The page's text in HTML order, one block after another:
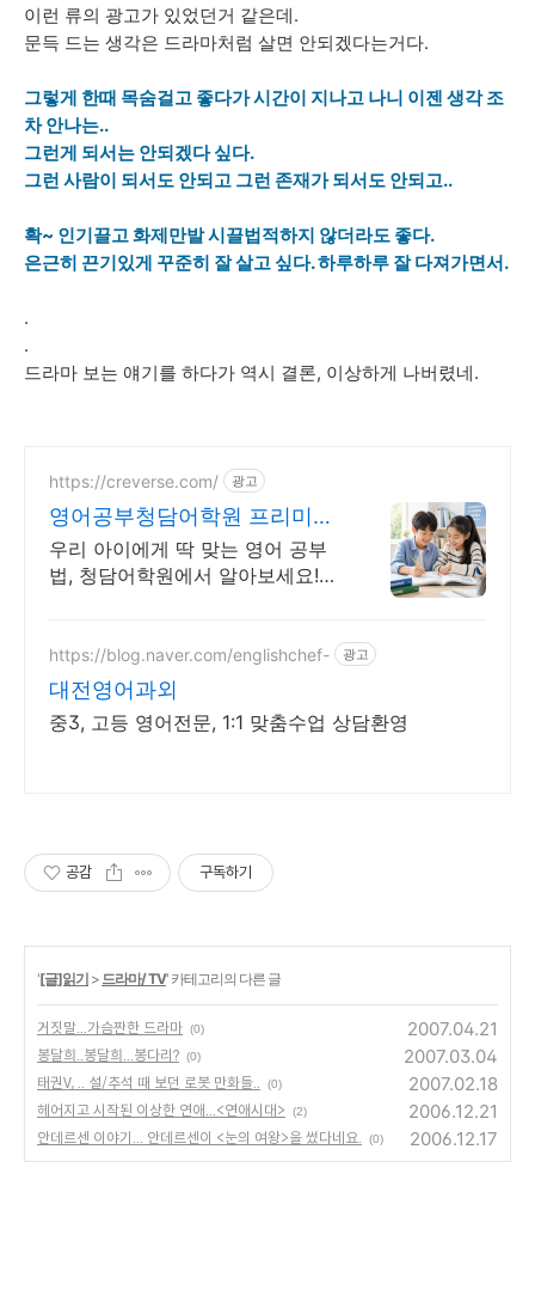
이런 류의 광고가 있었던거 같은데.
문득 드는 생각은 드라마처럼 살면 안되겠다는거다.
그렇게 한때 목숨걸고 좋다가 시간이 지나고 나니 이젠 생각 조
차 안나는..
그런게 되서는 안되겠다 싶다.
그런 사람이 되서도 안되고 그런 존재가 되서도 안되고..
확~ 인기끌고 화제만발 시끌법적하지 않더라도 좋다.
은근히 끈기있게 꾸준히 잘 살고 싶다. 하루하루 잘 다져가면서.
.
.
드라마 보는 얘기를 하다가 역시 결론, 이상하게 나버렸네.
https://creverse.com/ 광고
영어공부청담어학원 프리미엄
브랜드지수 18년1위
우리 아이에게 딱 맞는 영어 공부
법, 청담어학원에서 알아보세요!
https://blog.naver.com/englishchef- 광고
대전영어과외
중3, 고등 영어전문, 1:1 맞춤수업 상담환영
공감 구독하기
'[글]읽기 > 드라마/ TV' 카테고리의 다른 글
거짓말...가슴짠한 드라마 (0) 2007.04.21
봉달희..봉달희...봉다리? (0) 2007.03.04
태권V, .. 설/추석 때 보던 로봇 만화들.. (0) 2007.02.18
헤어지고 시작된 이상한 연애...<연애시대> (2) 2006.12.21
안데르센 이야기... 안데르센이 <눈의 여왕>을 썼다네요. (0) 2006.12.17